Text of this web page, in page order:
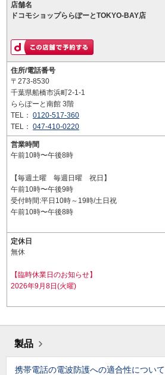
店舗名
ドコモショップららぽーとTOKYO-BAY店
住所/電話番号
〒273-8530
千葉県船橋市浜町2-1-1
ららぽーと南館 3階
TEL： 0120-517-360
TEL： 047-410-0220
営業時間
午前10時〜午後8時
【毎週土曜 毎週日曜 祝日】
午前10時〜午後9時
受付時間:平日10時～19時/土日祝
午前10時〜午後8時
定休日
無休
【臨時休業日のお知らせ】
2026年9月8日(火曜)
製品
携帯電話の電波防護への適合性について